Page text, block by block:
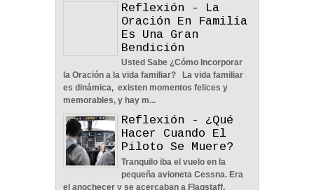
Aprendiendo A Confiar A
Pesar De Las
Circunstancias - Reflexión
04 Jun 2022 0
En Busca De La Pareja
Reflexión - La
Oración En Familia
Es Una Gran
Bendición
Usted Sabe ¿Cómo Incorporar
la Oración a la vida familiar? La vida familiar
es dinámica, existen momentos felices y
memorables, y hay m...
Reflexión - ¿Qué
Hacer Cuando El
Piloto Se Muere?
Tranquilo iba el vuelo en la
pequeña avioneta Cessna. Era
el anochecer y se acercaban a Flagstaff,